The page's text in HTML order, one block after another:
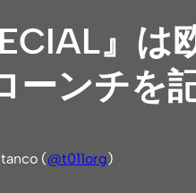
』は
ーンチを
(@t011org)